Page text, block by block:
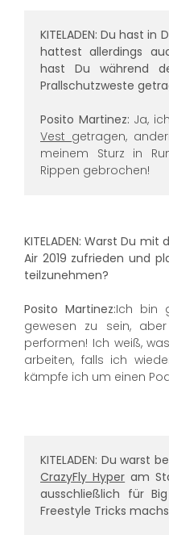
KITELADEN: Du hast
hattest allerdings
hast Du während
Prallschutzweste
Posito Martinez: Ja,
Vest getragen,
meinem Sturz in
Rippen gebrochen!
KITELADEN: Warst Du
Air 2019 zufrieden und
teilzunehmen?
Posito Martinez:Ich bin
gewesen zu sein,
performen! Ich weiß,
arbeiten, falls ich
kämpfe ich um einen
KITELADEN: Du warst
CrazyFly Hyper am
ausschließlich für
Freestyle Tricks